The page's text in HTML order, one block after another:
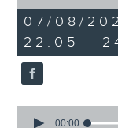
PART 2:
FOR
(ARR. BY
1
hour,
49
minutes,
59
seconds
07/08/
22:05 -
seconds
00:00